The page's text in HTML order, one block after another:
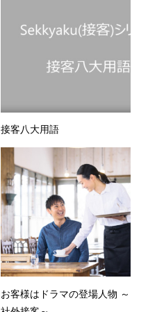
接客八大用語
お客様はドラマの登場人物 ～